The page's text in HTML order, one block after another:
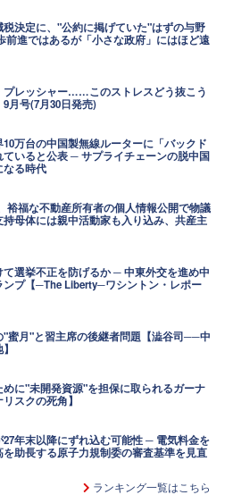
決定に、"公約に掲げていた"はずの与野
前進ではあるが「小さな政府」にはほど遠
プレッシャー……このストレスどう抜こう
9月号(7月30日発売)
万台の中国製無線ルーターに「バックド
ていると公表 ─ サプライチェーンの脱中国
なる時代
裕福な不動産所有者の個人情報公開で物議
母体には親中活動家も入り込み、共産主
選挙不正を防げるか ─ 中東外交を進め中
ンプ【─The Liberty─ワシントン・レポー
"蜜月"と習主席の後継者問題【澁谷司──中
めに"未開発資源"を担保に取られるガーナ
スクの死角】
年末以降にずれ込む可能性 ─ 電気料金を
助長する原子力規制委の審査基準を見直
ランキング一覧はこちら